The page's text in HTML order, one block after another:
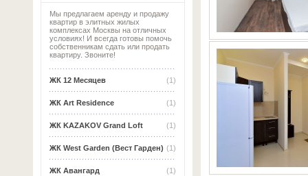
Мы предлагаем аренду и продажу
квартир в элитных жилых
комплексах Москвы на отличных
условиях! И всегда готовы помочь
собственникам сдать или продать
квартиру. Звоните!
(1)
ЖК 12 Месяцев
(1)
ЖК Art Residence
(1)
ЖК KAZAKOV Grand Loft
(1)
ЖК West Garden (Вест Гарден)
(1)
ЖК Авангард